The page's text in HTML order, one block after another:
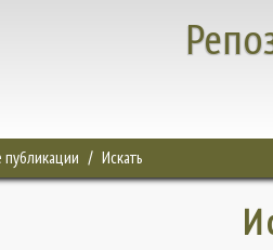
публикации Искать